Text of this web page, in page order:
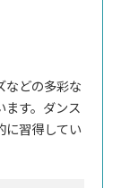
などの多彩な
ます。ダンス
に習得してい